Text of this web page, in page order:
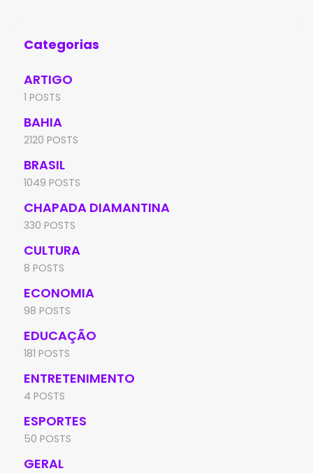
Categorias
ARTIGO
1 POSTS
BAHIA
2120 POSTS
BRASIL
1049 POSTS
CHAPADA DIAMANTINA
330 POSTS
CULTURA
8 POSTS
ECONOMIA
98 POSTS
EDUCAÇÃO
181 POSTS
ENTRETENIMENTO
4 POSTS
ESPORTES
50 POSTS
GERAL